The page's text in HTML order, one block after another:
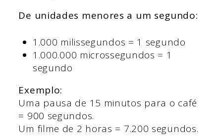
De unidades menores a um segundo:
1.000 milissegundos = 1 segundo
1.000.000 microssegundos = 1
segundo
Exemplo:
Uma pausa de 15 minutos para o café
= 900 segundos.
Um filme de 2 horas = 7.200 segundos.